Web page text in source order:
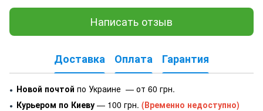
Написать отзыв
Доставка Оплата Гарантия
● Новой почтой по Украине — от 60 грн.
● Курьером по Киеву — 100 грн. (Временно недоступно)